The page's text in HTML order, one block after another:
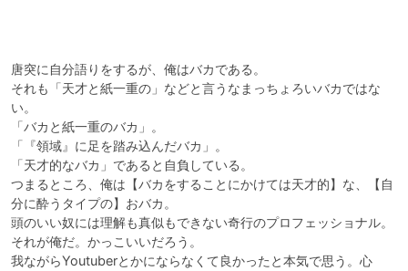
唐突に自分語りをするが、俺はバカである。
それも「天才と紙一重の」などと言うなまっちょろいバカではな
い。
「バカと紙一重のバカ」。
「『領域』に足を踏み込んだバカ」。
「天才的なバカ」であると自負している。
つまるところ、俺は【バカをすることにかけては天才的】な、【自
分に酔うタイプの】おバカ。
頭のいい奴には理解も真似もできない奇行のプロフェッショナル。
それが俺だ。かっこいいだろう。
我ながらYoutuberとかにならなくて良かったと本気で思う。心